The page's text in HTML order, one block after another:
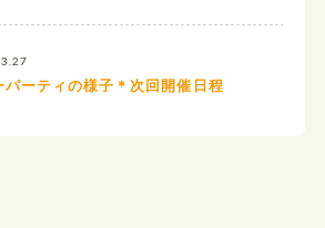
パーティの様子＊次回開催日程